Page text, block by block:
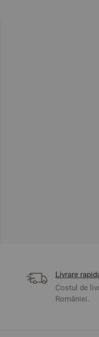
Livrare
Costul de
României.